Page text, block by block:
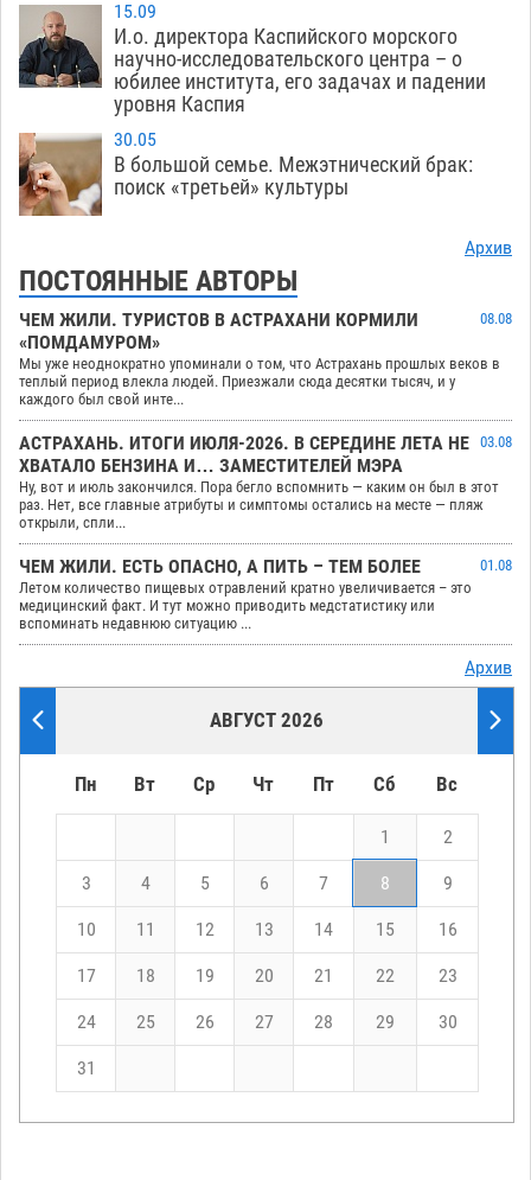
15.09
И.о. директора Каспийского морского
научно-исследовательского центра – о
юбилее института, его задачах и падении
уровня Каспия
30.05
В большой семье. Межэтнический брак:
поиск «третьей» культуры
Архив
ПОСТОЯННЫЕ АВТОРЫ
ЧЕМ ЖИЛИ. ТУРИСТОВ В АСТРАХАНИ КОРМИЛИ
«ПОМДАМУРОМ»
08.08
Мы уже неоднократно упоминали о том, что Астрахань прошлых веков в
теплый период влекла людей. Приезжали сюда десятки тысяч, и у
каждого был свой инте...
АСТРАХАНЬ. ИТОГИ ИЮЛЯ-2026. В СЕРЕДИНЕ ЛЕТА НЕ
ХВАТАЛО БЕНЗИНА И… ЗАМЕСТИТЕЛЕЙ МЭРА
03.08
Ну, вот и июль закончился. Пора бегло вспомнить — каким он был в этот
раз. Нет, все главные атрибуты и симптомы остались на месте — пляж
открыли, спли...
ЧЕМ ЖИЛИ. ЕСТЬ ОПАСНО, А ПИТЬ – ТЕМ БОЛЕЕ
01.08
Летом количество пищевых отравлений кратно увеличивается – это
медицинский факт. И тут можно приводить медстатистику или
вспоминать недавнюю ситуацию ...
Архив
АВГУСТ 2026
Пн Вт Ср Чт Пт Сб Вс
1 2
3 4 5 6 7 8 9
10 11 12 13 14 15 16
17 18 19 20 21 22 23
24 25 26 27 28 29 30
31